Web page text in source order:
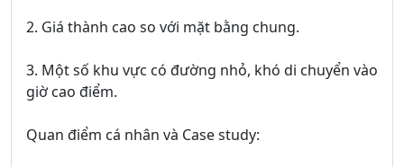
2. Giá thành cao so với mặt bằng chung.
3. Một số khu vực có đường nhỏ, khó di chuyển vào
giờ cao điểm.
Quan điểm cá nhân và Case study: